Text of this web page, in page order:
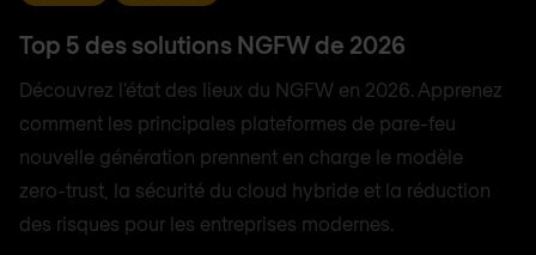
Top 5 des solutions NGFW de 2026
Découvrez l'état des lieux du NGFW en 2026. Apprenez
comment les principales plateformes de pare-feu
nouvelle génération prennent en charge le modèle
zero-trust, la sécurité du cloud hybride et la réduction
des risques pour les entreprises modernes.